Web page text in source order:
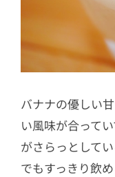
バナナの優しい
い風味が合って
がさらっとして
でもすっきり飲